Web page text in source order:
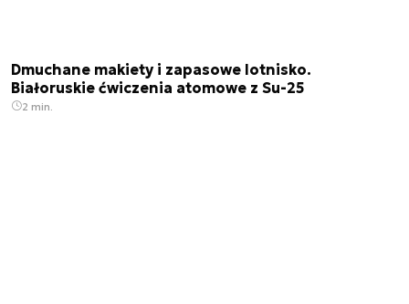
Dmuchane makiety i zapasowe lotnisko.
Białoruskie ćwiczenia atomowe z Su-25
2 min.